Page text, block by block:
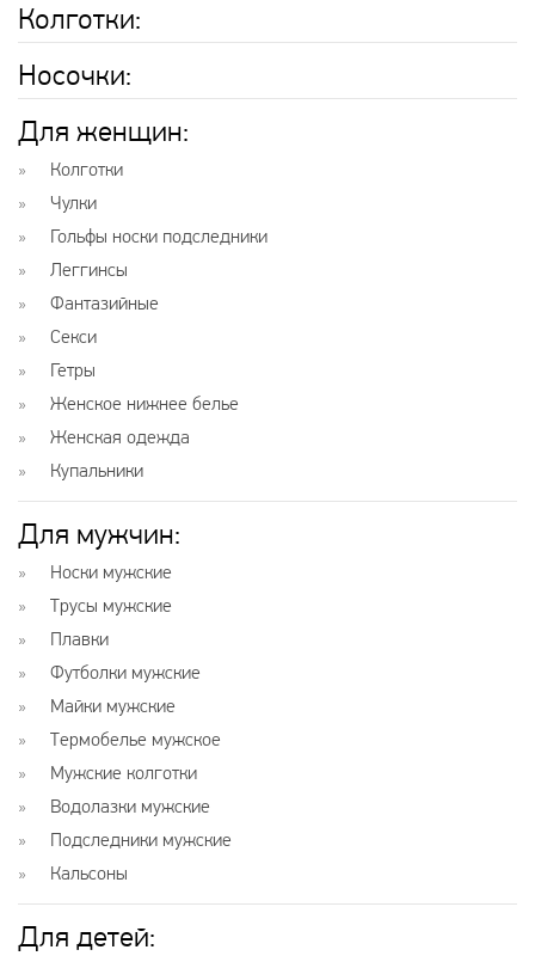
Колготки:
Носочки:
Для женщин:
Колготки
Чулки
Гольфы носки подследники
Леггинсы
Фантазийные
Секси
Гетры
Женское нижнее белье
Женская одежда
Купальники
Для мужчин:
Носки мужские
Трусы мужские
Плавки
Футболки мужские
Майки мужские
Термобелье мужское
Мужские колготки
Водолазки мужские
Подследники мужские
Кальсоны
Для детей: